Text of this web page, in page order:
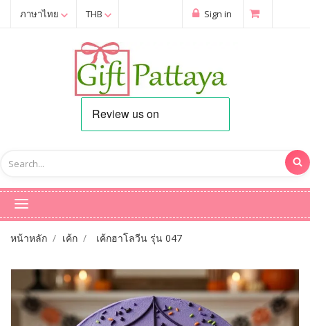
ภาษาไทย THB Sign in
หน้าหลัก เค้ก เค้กฮาโลวีน รุ่น 047